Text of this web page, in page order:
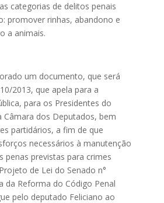
categorias de delitos penais
promover rinhas, abandono e
a animais.
um documento, que será
2013, que apela para a
para os Presidentes do
Câmara dos Deputados, bem
partidários, a fim de que
necessários à manutenção
penas previstas para crimes
de Lei do Senado n°
da Reforma do Código Penal
pelo deputado Feliciano ao